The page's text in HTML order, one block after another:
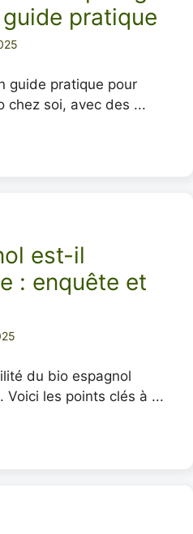
pratique
guide pratique pour
chez soi, avec des ...
est-il
: enquête et
du bio espagnol
Voici les points clés à ...